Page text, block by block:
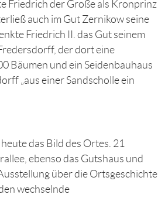
Friedrich der Große als Kronprinz
auch im Gut Zernikow seine
Friedrich II. das Gut seinem
der dort eine
Bäumen und ein Seidenbauhaus
„aus einer Sandscholle ein
das Bild des Ortes. 21
ebenso das Gutshaus und
über die Ortsgeschichte
wechselnde